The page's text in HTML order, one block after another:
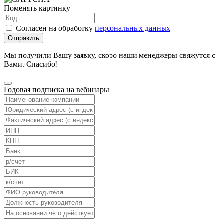
Поменять картинку
Согласен на обработку персональных данных
Отправить
Мы получили Вашу заявку, скоро наши менеджеры свяжутся с
Вами. Спасибо!
Годовая подписка на вебинары